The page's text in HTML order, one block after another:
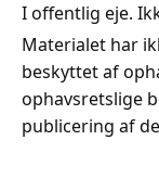
I offentlig eje.
Materialet har
beskyttet af
ophavsretslige
publicering af